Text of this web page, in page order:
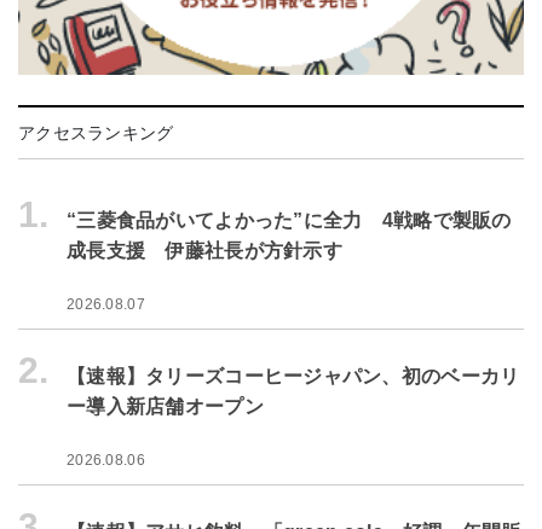
アクセスランキング
1.
“三菱食品がいてよかった”に全力 4戦略で製販の
成長支援 伊藤社長が方針示す
2026.08.07
2.
【速報】タリーズコーヒージャパン、初のベーカリ
ー導入新店舗オープン
2026.08.06